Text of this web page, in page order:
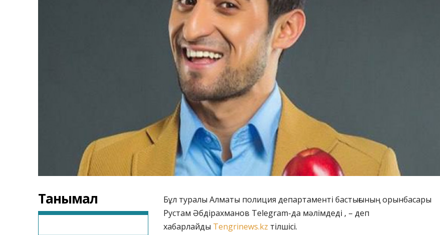
Танымал
Бұл туралы Алматы полиция департаменті бастығының орынбасары
Рустам Әбдірахманов Telegram-да мәлімдеді , – деп
хабарлайды Tengrinews.kz тілшісі.